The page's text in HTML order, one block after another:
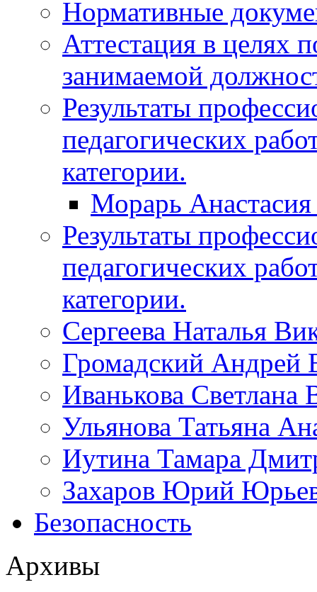
Нормативные
Аттестация в целях
занимаемой
Результаты
педагогических
категории.
Морарь Анастасия
Результаты
педагогических
категории.
Сергеева Наталья
Громадский Андрей
Иванькова Светлана
Ульянова Татьяна
Иутина Тамара
Захаров Юрий
Безопасность
Архивы